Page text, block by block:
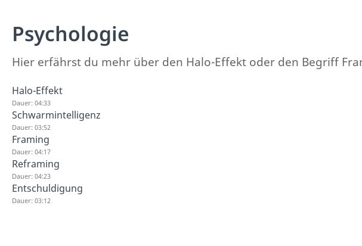
Psychologie
Hier erfährst du mehr über den Halo-Effekt oder den Begriff
Halo-Effekt
Dauer: 04:33
Schwarmintelligenz
Dauer: 03:52
Framing
Dauer: 04:17
Reframing
Dauer: 04:23
Entschuldigung
Dauer: 03:12